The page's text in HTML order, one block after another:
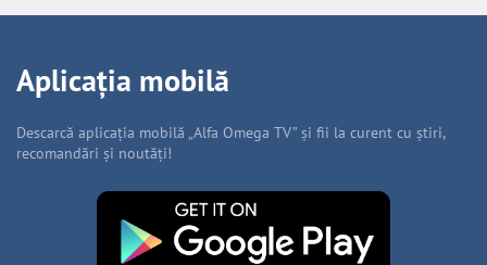
Aplicația mobilă
Descarcă aplicația mobilă „Alfa Omega TV” și fii la curent cu știri,
recomandări și noutăți!